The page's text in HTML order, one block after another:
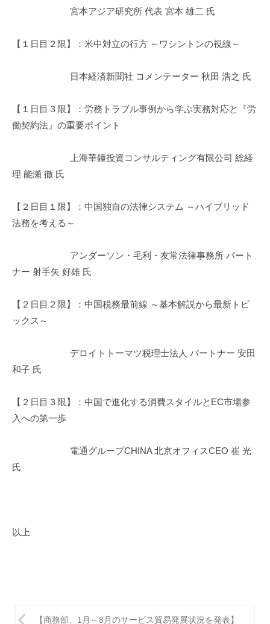
宮本アジア研究所 代表 宮本 雄二 氏
【１日目２限】：米中対立の行方 ～ワシントンの視線～
日本経済新聞社 コメンテーター 秋田 浩之 氏
【１日目３限】：労務トラブル事例から学ぶ実務対応と『労
働契約法』の重要ポイント
上海華鐘投資コンサルティング有限公司 総経
理 能瀬 徹 氏
【２日目１限】：中国独自の法律システム ～ハイブリッド
法務を考える～
アンダーソン・毛利・友常法律事務所 パート
ナー 射手矢 好雄 氏
【２日目２限】：中国税務最前線 ～基本解説から最新トピ
ックス～
デロイトトーマツ税理士法人 パートナー 安田
和子 氏
【２日目３限】：中国で進化する消費スタイルとEC市場参
入への第一歩
電通グループCHINA 北京オフィスCEO 崔 光
氏
以上
投 【商務部、1月～8月のサービス貿易発展状況を発表】